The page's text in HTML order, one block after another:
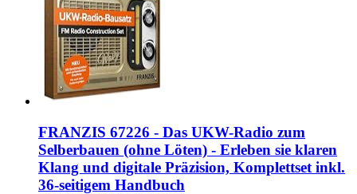
FRANZIS 67226 - Das UKW-Radio zum
Selberbauen (ohne Löten) - Erleben sie klaren
Klang und digitale Präzision, Komplettset inkl.
36-seitigem Handbuch